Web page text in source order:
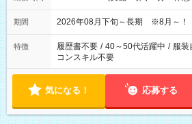
期間 2026年08月下旬～長期 ※8月～！
特徴 履歴書不要 / 40～50代活躍中 / 服装
コンスキル不要
気になる！ 応募する